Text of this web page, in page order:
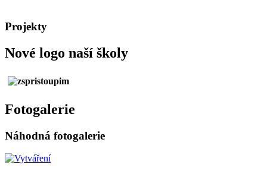
Projekty
Nové logo naší školy
Fotogalerie
Náhodná fotogalerie